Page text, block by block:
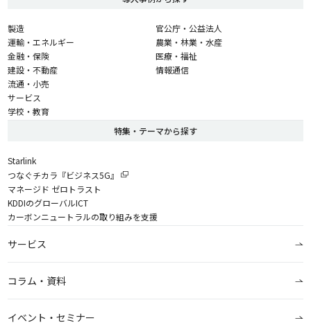
製造
運輸・エネルギー
金融・保険
建設・不動産
流通・小売
サービス
学校・教育
官公庁・公益法人
農業・林業・水産
医療・福祉
情報通信
特集・テーマから探す
Starlink
つなぐチカラ『ビジネス5G』
マネージド ゼロトラスト
KDDIのグローバルICT
カーボンニュートラルの取り組みを支援
サービス
コラム・資料
イベント・セミナー